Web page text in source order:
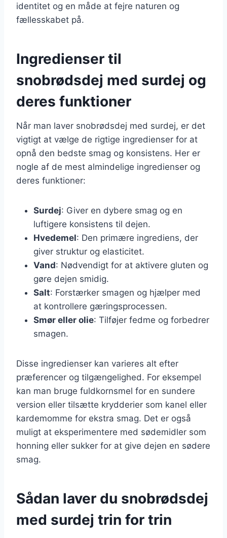
identitet og en måde at fejre naturen og
fællesskabet på.
Ingredienser til
snobrødsdej med surdej og
deres funktioner
Når man laver snobrødsdej med surdej, er det
vigtigt at vælge de rigtige ingredienser for at
opnå den bedste smag og konsistens. Her er
nogle af de mest almindelige ingredienser og
deres funktioner:
Surdej: Giver en dybere smag og en
luftigere konsistens til dejen.
Hvedemel: Den primære ingrediens, der
giver struktur og elasticitet.
Vand: Nødvendigt for at aktivere gluten og
gøre dejen smidig.
Salt: Forstærker smagen og hjælper med
at kontrollere gæringsprocessen.
Smør eller olie: Tilføjer fedme og forbedrer
smagen.
Disse ingredienser kan varieres alt efter
præferencer og tilgængelighed. For eksempel
kan man bruge fuldkornsmel for en sundere
version eller tilsætte krydderier som kanel eller
kardemomme for ekstra smag. Det er også
muligt at eksperimentere med sødemidler som
honning eller sukker for at give dejen en sødere
smag.
Sådan laver du snobrødsdej
med surdej trin for trin